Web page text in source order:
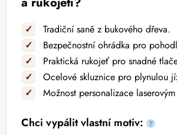
✓
Tradiční saně z bukového dřeva.
✓
Bezpečnostní ohrádka pro
✓
Praktická rukojeť pro snadné
✓
Ocelové skluznice pro plynulou
✓
Možnost personalizace
Chci vypálit vlastní motiv: ?